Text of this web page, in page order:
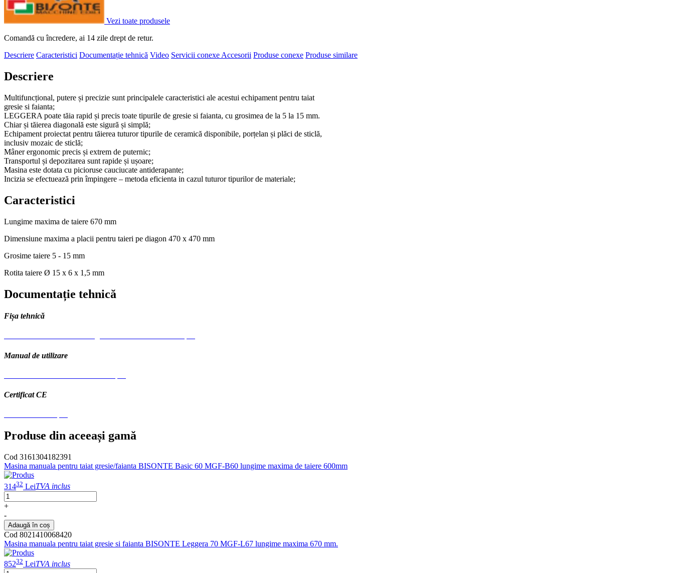
Vezi toate produsele
Comandă cu încredere, ai 14 zile drept de retur.
Descriere Caracteristici Documentație tehnică Video Servicii conexe Accesorii Produse conexe Produse similare
Descriere
Multifuncțional, putere și precizie sunt principalele caracteristici ale acestui echipament pentru taiat
gresie si faianta;
LEGGERA poate tăia rapid și precis toate tipurile de gresie si faianta, cu grosimea de la 5 la 15 mm.
Chiar și tăierea diagonală este sigură și simplă;
Echipament proiectat pentru tăierea tuturor tipurile de ceramică disponibile, porțelan și plăci de sticlă,
inclusiv mozaic de sticlă;
Mâner ergonomic precis și extrem de puternic;
Transportul și depozitarea sunt rapide și ușoare;
Masina este dotata cu picioruse cauciucate antiderapante;
Incizia se efectuează prin împingere – metoda eficienta in cazul tuturor tipurilor de materiale;
Caracteristici
Lungime maxima de taiere 670 mm
Dimensiune maxima a placii pentru taieri pe diagon 470 x 470 mm
Grosime taiere 5 - 15 mm
Rotita taiere Ø 15 x 6 x 1,5 mm
Documentație tehnică
Fișa tehnică
Manual de utilizare
Certificat CE
Produse din aceeași gamă
Cod 3161304182391
Masina manuala pentru taiat gresie/faianta BISONTE Basic 60 MGF-B60 lungime maxima de taiere 600mm
31432 LeiTVA inclus
+
-
Adaugă în coș
Cod 8021410068420
Masina manuala pentru taiat gresie si faianta BISONTE Leggera 70 MGF-L67 lungime maxima 670 mm.
85232 LeiTVA inclus